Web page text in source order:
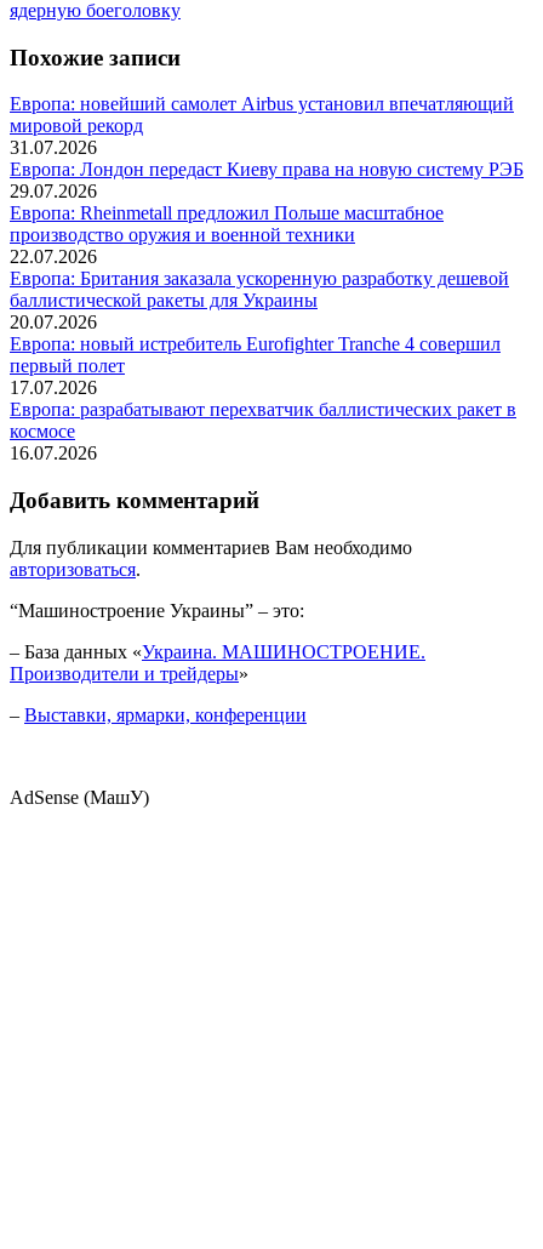
запись:
ядерную боеголовку
Похожие записи
Европа: новейший самолет Airbus установил впечатляющий
мировой рекорд
31.07.2026
Европа: Лондон передаст Киеву права на новую систему РЭБ
29.07.2026
Европа: Rheinmetall предложил Польше масштабное
производство оружия и военной техники
22.07.2026
Европа: Британия заказала ускоренную разработку дешевой
баллистической ракеты для Украины
20.07.2026
Европа: новый истребитель Eurofighter Tranche 4 совершил
первый полет
17.07.2026
Европа: разрабатывают перехватчик баллистических ракет в
космосе
16.07.2026
Добавить комментарий
Для публикации комментариев Вам необходимо
авторизоваться.
“Машиностроение Украины” – это:
– База данных «Украина. МАШИНОСТРОЕНИЕ.
Производители и трейдеры»
– Выставки, ярмарки, конференции
AdSense (МашУ)